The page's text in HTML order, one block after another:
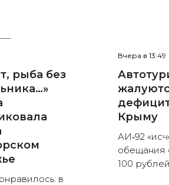
рыба без
в
Вчера в 13:49
Крыму
АИ‑92
обещания
100 рублей